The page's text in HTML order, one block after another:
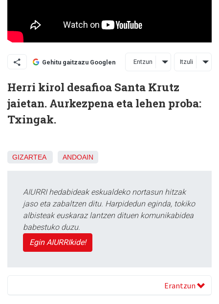
Gehitu gaitzazu Googlen Entzun Itzuli
Herri kirol desafioa Santa Krutz
jaietan. Aurkezpena eta lehen proba:
Txingak.
GIZARTEA ANDOAIN
AIURRI hedabideak eskualdeko nortasun hitzak
jaso eta zabaltzen ditu. Harpidedun eginda, tokiko
albisteak euskaraz lantzen dituen komunikabidea
babestuko duzu.
Egin AIURRIkide!
Erantzun